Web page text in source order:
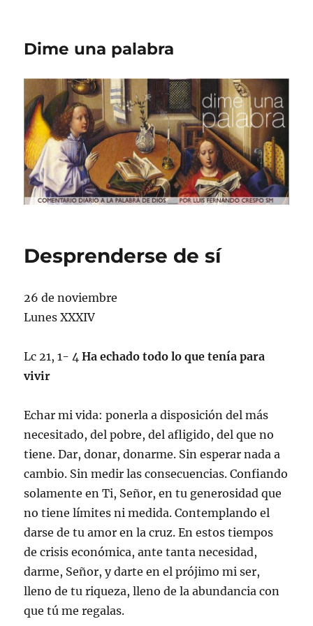
Dime una palabra
Desprenderse de sí
26 de noviembre
Lunes XXXIV
Lc 21, 1- 4Ha echado todo lo que tenía para
vivir
Echar mi vida: ponerla a disposición del más
necesitado, del pobre, del afligido, del que no
tiene. Dar, donar, donarme. Sin esperar nada a
cambio. Sin medir las consecuencias. Confiando
solamente en Ti, Señor, en tu generosidad que
no tiene límites ni medida. Contemplando el
darse de tu amor en la cruz. En estos tiempos
de crisis económica, ante tanta necesidad,
darme, Señor, y darte en el prójimo mi ser,
lleno de tu riqueza, lleno de la abundancia con
que tú me regalas.